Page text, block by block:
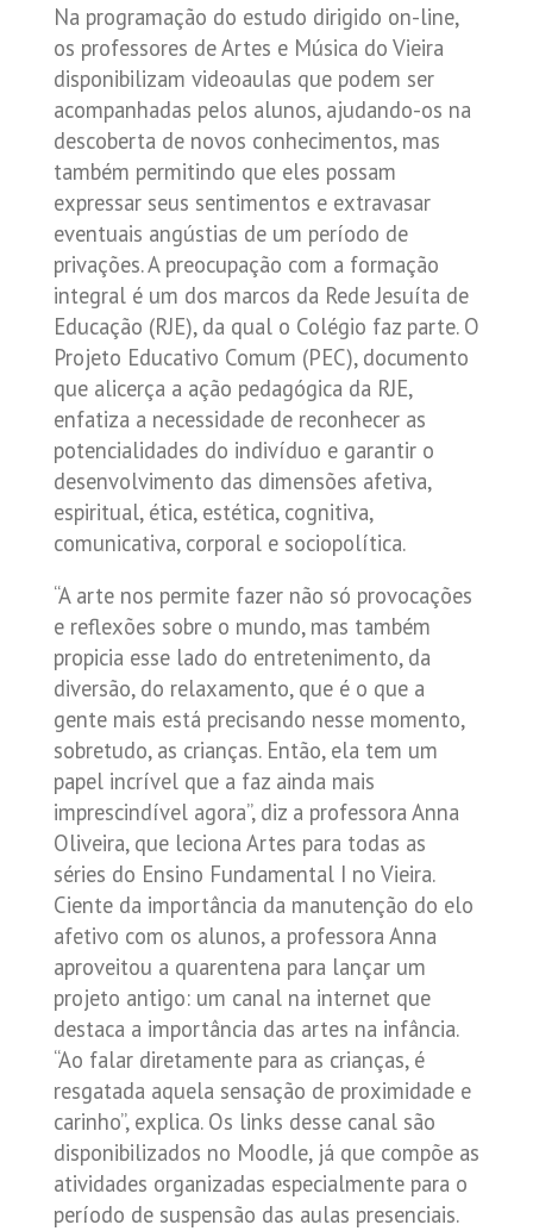
Na programação do estudo dirigido on-line,
os professores de Artes e Música do Vieira
disponibilizam videoaulas que podem ser
acompanhadas pelos alunos, ajudando-os na
descoberta de novos conhecimentos, mas
também permitindo que eles possam
expressar seus sentimentos e extravasar
eventuais angústias de um período de
privações. A preocupação com a formação
integral é um dos marcos da Rede Jesuíta de
Educação (RJE), da qual o Colégio faz parte. O
Projeto Educativo Comum (PEC), documento
que alicerça a ação pedagógica da RJE,
enfatiza a necessidade de reconhecer as
potencialidades do indivíduo e garantir o
desenvolvimento das dimensões afetiva,
espiritual, ética, estética, cognitiva,
comunicativa, corporal e sociopolítica.
“A arte nos permite fazer não só provocações
e reflexões sobre o mundo, mas também
propicia esse lado do entretenimento, da
diversão, do relaxamento, que é o que a
gente mais está precisando nesse momento,
sobretudo, as crianças. Então, ela tem um
papel incrível que a faz ainda mais
imprescindível agora”, diz a professora Anna
Oliveira, que leciona Artes para todas as
séries do Ensino Fundamental I no Vieira.
Ciente da importância da manutenção do elo
afetivo com os alunos, a professora Anna
aproveitou a quarentena para lançar um
projeto antigo: um canal na internet que
destaca a importância das artes na infância.
“Ao falar diretamente para as crianças, é
resgatada aquela sensação de proximidade e
carinho”, explica. Os links desse canal são
disponibilizados no Moodle, já que compõe as
atividades organizadas especialmente para o
período de suspensão das aulas presenciais.